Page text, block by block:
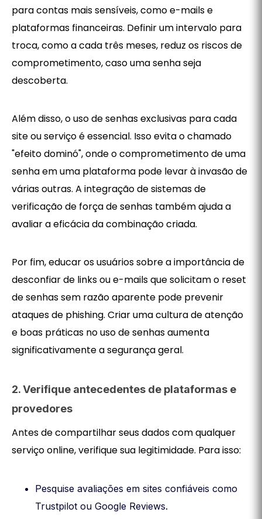
para contas mais sensíveis, como e-mails e
plataformas financeiras. Definir um intervalo para
troca, como a cada três meses, reduz os riscos de
comprometimento, caso uma senha seja
descoberta.
Além disso, o uso de senhas exclusivas para cada
site ou serviço é essencial. Isso evita o chamado
"efeito dominó", onde o comprometimento de uma
senha em uma plataforma pode levar à invasão de
várias outras. A integração de sistemas de
verificação de força de senhas também ajuda a
avaliar a eficácia da combinação criada.
Por fim, educar os usuários sobre a importância de
desconfiar de links ou e-mails que solicitam o reset
de senhas sem razão aparente pode prevenir
ataques de phishing. Criar uma cultura de atenção
e boas práticas no uso de senhas aumenta
significativamente a segurança geral.
2. Verifique antecedentes de plataformas e
provedores
Antes de compartilhar seus dados com qualquer
serviço online, verifique sua legitimidade. Para isso:
Pesquise avaliações em sites confiáveis como
Trustpilot ou Google Reviews.